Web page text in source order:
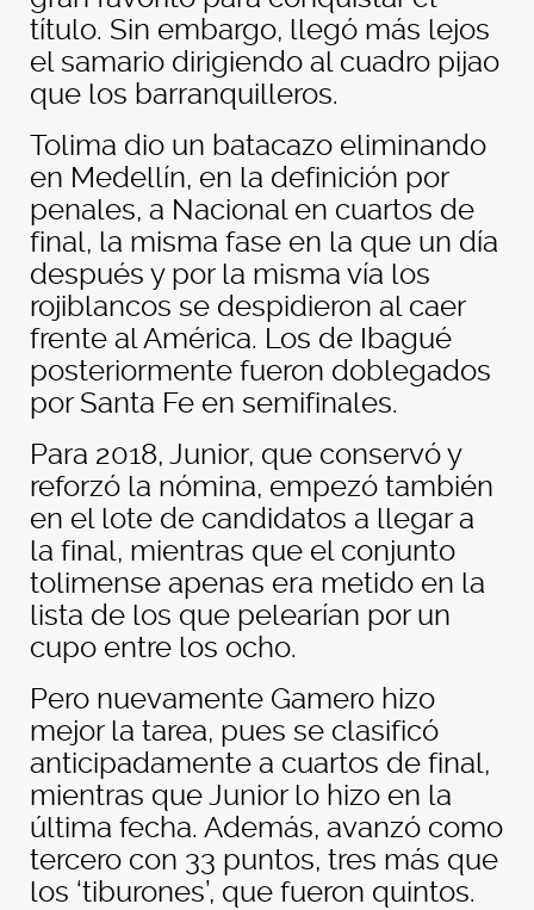
título. Sin embargo, llegó más lejos
el samario dirigiendo al cuadro pijao
que los barranquilleros.
Tolima dio un batacazo eliminando
en Medellín, en la definición por
penales, a Nacional en cuartos de
final, la misma fase en la que un día
después y por la misma vía los
rojiblancos se despidieron al caer
frente al América. Los de Ibagué
posteriormente fueron doblegados
por Santa Fe en semifinales.
Para 2018, Junior, que conservó y
reforzó la nómina, empezó también
en el lote de candidatos a llegar a
la final, mientras que el conjunto
tolimense apenas era metido en la
lista de los que pelearían por un
cupo entre los ocho.
Pero nuevamente Gamero hizo
mejor la tarea, pues se clasificó
anticipadamente a cuartos de final,
mientras que Junior lo hizo en la
última fecha. Además, avanzó como
tercero con 33 puntos, tres más que
los ‘tiburones’, que fueron quintos.